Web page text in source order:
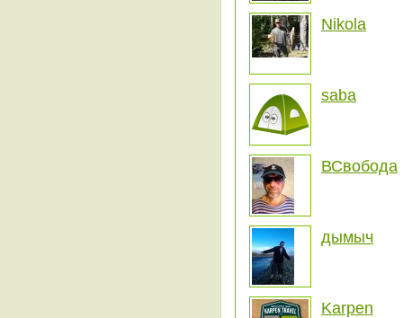
Nikola
saba
ВСвобода
дымыч
Karpen